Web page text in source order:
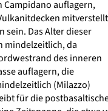
Campidano auflagern,
mitverstellt
sein. Das Alter dieser
mindelzeitlich, da
des inneren
auflagern, die
(Milazzo)
für die